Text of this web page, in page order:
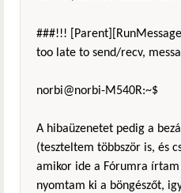
###!!!
too late to send/recv,
norbi@norbi-M540R:~$
A hibaüzenetet pedig a
(teszteltem többször is, és
amikor ide a Fórumra írtam
nyomtam ki a böngészőt,